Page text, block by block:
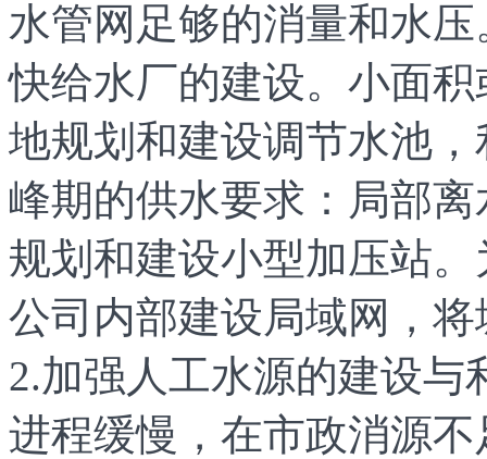
水管网足够的消量和水
快给水厂的建设。小面
地规划和建设调节水池
峰期的供水要求：局部
规划和建设小型加压站
公司内部建设局域网，
2.加强人工水源的建设
进程缓慢，在市政消源